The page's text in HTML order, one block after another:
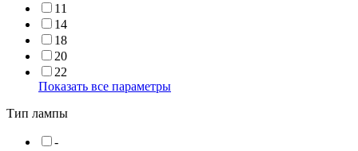
11
14
18
20
22
Показать все параметры
Тип лампы
-